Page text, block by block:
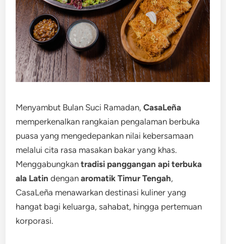
Menyambut Bulan Suci Ramadan,CasaLeña
memperkenalkan rangkaian pengalaman berbuka
puasa yang mengedepankan nilai kebersamaan
melalui cita rasa masakan bakar yang khas.
Menggabungkantradisi panggangan api terbuka
ala Latin denganaromatik Timur Tengah,
CasaLeña menawarkan destinasi kuliner yang
hangat bagi keluarga, sahabat, hingga pertemuan
korporasi.